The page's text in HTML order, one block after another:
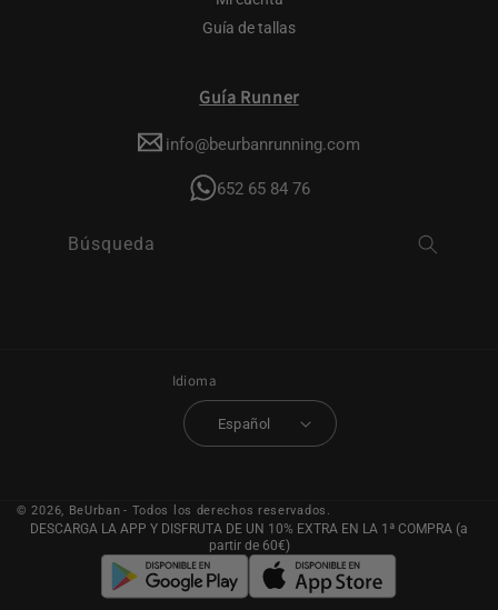
Guía de tallas
Guía Runner
info@beurbanrunning.com
652 65 84 76
Búsqueda
Idioma
Español
© 2026, BeUrban - Todos los derechos reservados.
DESCARGA LA APP Y DISFRUTA DE UN 10% EXTRA EN LA 1ª COMPRA (a
partir de 60€)